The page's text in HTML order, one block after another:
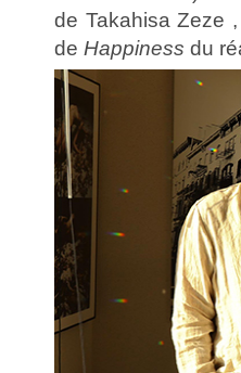
de Takahisa Zeze
de Happiness du